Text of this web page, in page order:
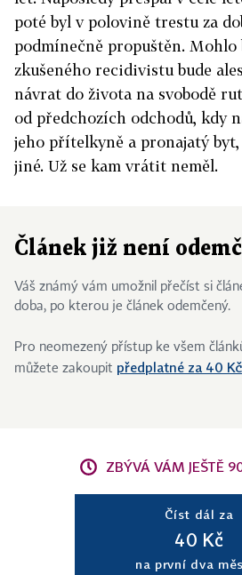
poté byl v polovině trestu za
podmínečně propuštěn. Mohlo
zkušeného recidivistu bude
návrat do života na svobodě
od předchozích odchodů, kdy
jeho přítelkyně a pronajatý
jiné. Už se kam vrátit neměl.
Článek již není
Váš známý vám umožnil přečíst si
doba, po kterou je článek odemčený.
Pro neomezený přístup ke všem
můžete zakoupit předplatné za 40 Kč
ZBÝVÁ VÁM JEŠTĚ
Číst dál za
40 Kč
na první dva